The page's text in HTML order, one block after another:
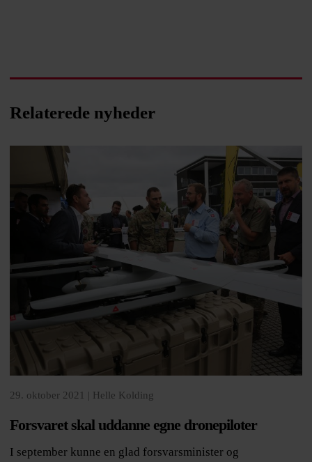
Relaterede nyheder
29. oktober 2021 | Helle Kolding
Forsvaret skal uddanne egne dronepiloter
I september kunne en glad forsvarsminister og